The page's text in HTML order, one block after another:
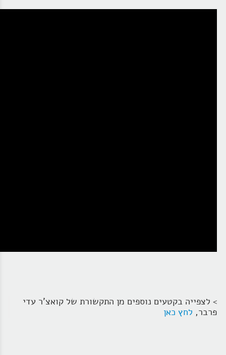
> לצפייה בקטעים נוספים מן התקשורת של קואצ'ר עדי
פרבר, לחץ כאן